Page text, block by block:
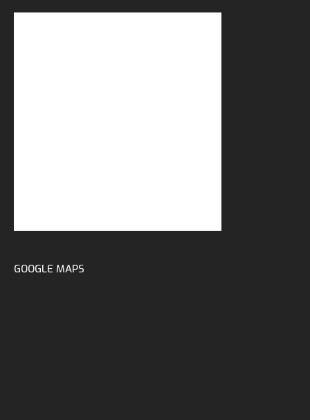
GOOGLE MAPS